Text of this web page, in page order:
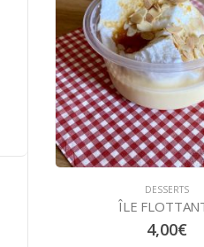
DESSERTS
ÎLE
4,00€